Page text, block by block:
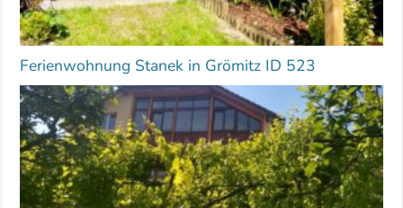
Ferienwohnung Stanek in Grömitz ID 523